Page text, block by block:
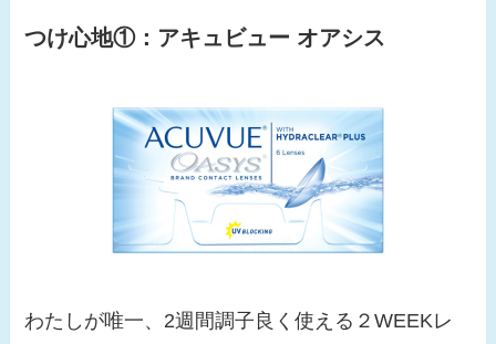
つけ心地①： アキュビュー オアシス
わたしが唯一、2週間調子良く使える２WEEKレ